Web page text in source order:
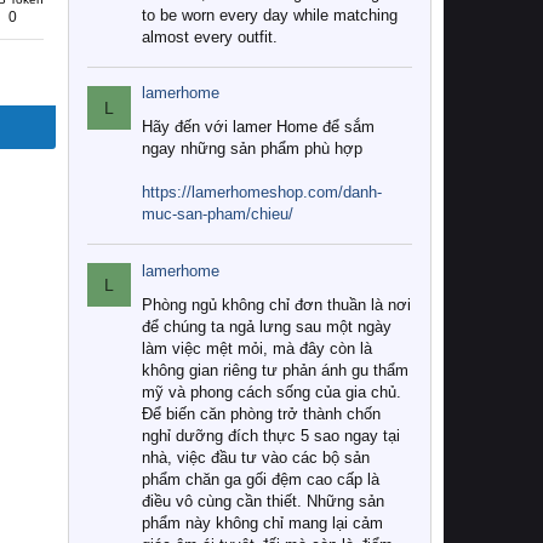
0
to be worn every day while matching
almost every outfit.
L
lamerhome
Hãy đến với lamer Home để sắm
ngay những sản phẩm phù hợp
https://lamerhomeshop.com/danh-
muc-san-pham/chieu/
L
lamerhome
Phòng ngủ không chỉ đơn thuần là nơi
để chúng ta ngả lưng sau một ngày
làm việc mệt mỏi, mà đây còn là
không gian riêng tư phản ánh gu thẩm
mỹ và phong cách sống của gia chủ.
Để biến căn phòng trở thành chốn
nghỉ dưỡng đích thực 5 sao ngay tại
nhà, việc đầu tư vào các bộ sản
phẩm chăn ga gối đệm cao cấp là
điều vô cùng cần thiết. Những sản
phẩm này không chỉ mang lại cảm